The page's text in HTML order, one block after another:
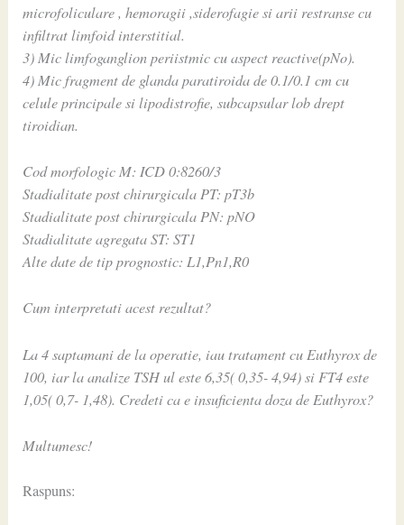
microfoliculare , hemoragii ,siderofagie si arii restranse cu
infiltrat limfoid interstitial.
3) Mic limfoganglion periistmic cu aspect reactive(pNo).
4) Mic fragment de glanda paratiroida de 0.1/0.1 cm cu
celule principale si lipodistrofie, subcapsular lob drept
tiroidian.
Cod morfologic M: ICD 0:8260/3
Stadialitate post chirurgicala PT: pT3b
Stadialitate post chirurgicala PN: pNO
Stadialitate agregata ST: ST1
Alte date de tip prognostic: L1,Pn1,R0
Cum interpretati acest rezultat?
La 4 saptamani de la operatie, iau tratament cu Euthyrox de
100, iar la analize TSH ul este 6,35( 0,35- 4,94) si FT4 este
1,05( 0,7- 1,48). Credeti ca e insuficienta doza de Euthyrox?
Multumesc!
Raspuns: